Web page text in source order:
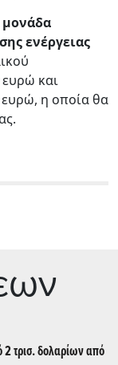
μονάδα
ενέργειας
και
η οποία θα
2 τρισ. δολαρίων από